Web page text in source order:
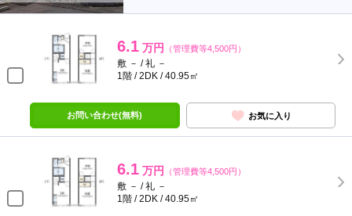
6.1 万円 （管理費等4,500円）
敷 － / 礼 －
1階 / 2DK / 40.95㎡
お問い合わせ(無料) お気に入り
6.1 万円 （管理費等4,500円）
敷 － / 礼 －
1階 / 2DK / 40.95㎡